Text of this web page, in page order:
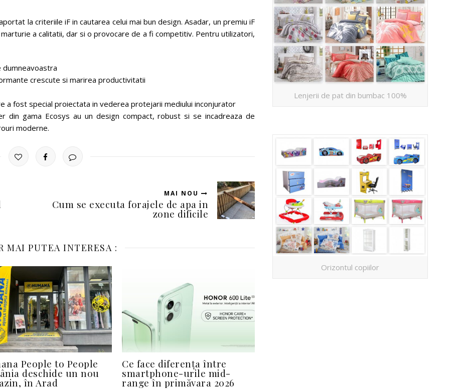
la criteriile iF in cautarea celui mai bun design. Asadar, un premiu iF
a calitatii, dar si o provocare de a fi competitiv. Pentru utilizatori,
crescute si marirea productivitatii
a fost special proiectata in vederea protejarii mediului inconjurator
din gama Ecosys au un design compact, robust si se incadreaza de
moderne.
MAI NOU
Cum se executa forajele de apa in
zone dificile
MAI PUTEA INTERESA :
People to People
deschide un nou
în Arad
Ce face diferența între
smartphone-urile mid-
range în primăvara 2026
Lenjerii de pat din bumbac 100%
Orizontul copiilor